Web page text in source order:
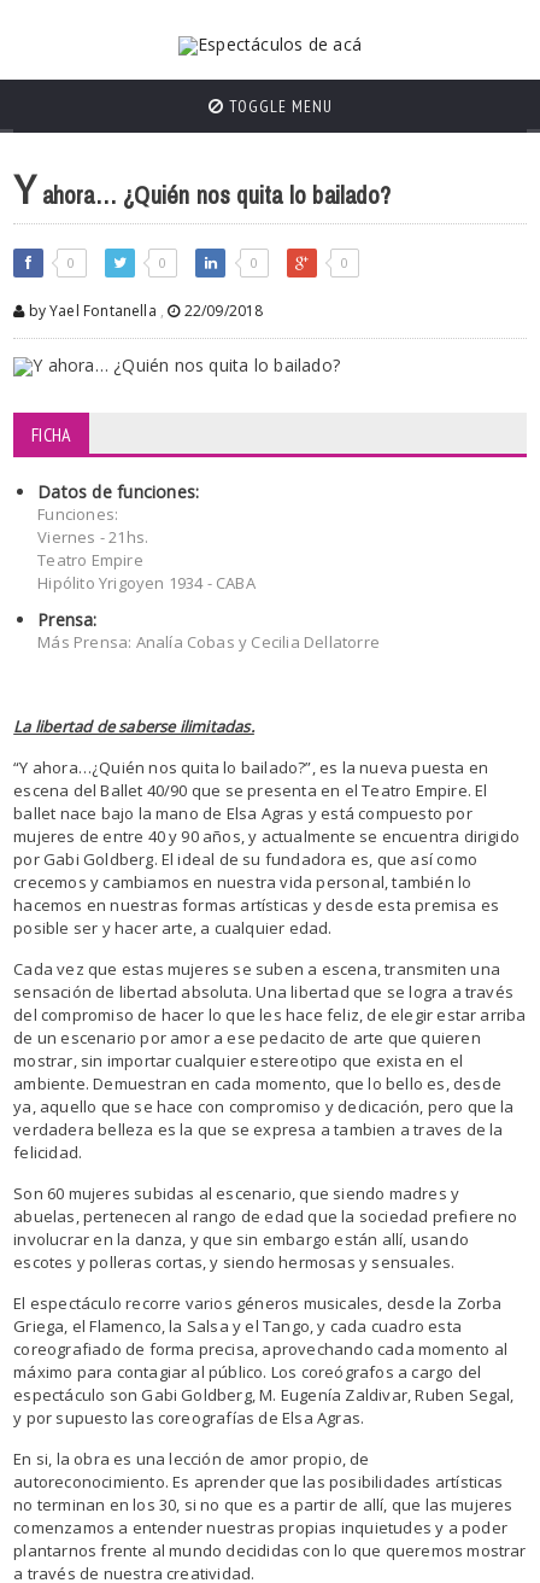
TOGGLE MENU
Yahora… ¿Quién nos quita lo bailado?
0 0 0 0
by Yael Fontanella , 22/09/2018
FICHA
Datos de funciones:
Funciones:
Viernes - 21hs.
Teatro Empire
Hipólito Yrigoyen 1934 - CABA
Prensa:
Más Prensa: Analía Cobas y Cecilia Dellatorre
La libertad de saberse ilimitadas.
“Y ahora…¿Quién nos quita lo bailado?”, es la nueva puesta en
escena del Ballet 40/90 que se presenta en el Teatro Empire. El
ballet nace bajo la mano de Elsa Agras y está compuesto por
mujeres de entre 40 y 90 años, y actualmente se encuentra dirigido
por Gabi Goldberg. El ideal de su fundadora es, que así como
crecemos y cambiamos en nuestra vida personal, también lo
hacemos en nuestras formas artísticas y desde esta premisa es
posible ser y hacer arte, a cualquier edad.
Cada vez que estas mujeres se suben a escena, transmiten una
sensación de libertad absoluta. Una libertad que se logra a través
del compromiso de hacer lo que les hace feliz, de elegir estar arriba
de un escenario por amor a ese pedacito de arte que quieren
mostrar, sin importar cualquier estereotipo que exista en el
ambiente. Demuestran en cada momento, que lo bello es, desde
ya, aquello que se hace con compromiso y dedicación, pero que la
verdadera belleza es la que se expresa a tambien a traves de la
felicidad.
Son 60 mujeres subidas al escenario, que siendo madres y
abuelas, pertenecen al rango de edad que la sociedad prefiere no
involucrar en la danza, y que sin embargo están allí, usando
escotes y polleras cortas, y siendo hermosas y sensuales.
El espectáculo recorre varios géneros musicales, desde la Zorba
Griega, el Flamenco, la Salsa y el Tango, y cada cuadro esta
coreografiado de forma precisa, aprovechando cada momento al
máximo para contagiar al público. Los coreógrafos a cargo del
espectáculo son Gabi Goldberg, M. Eugenía Zaldivar, Ruben Segal,
y por supuesto las coreografías de Elsa Agras.
En si, la obra es una lección de amor propio, de
autoreconocimiento. Es aprender que las posibilidades artísticas
no terminan en los 30, si no que es a partir de allí, que las mujeres
comenzamos a entender nuestras propias inquietudes y a poder
plantarnos frente al mundo decididas con lo que queremos mostrar
a través de nuestra creatividad.